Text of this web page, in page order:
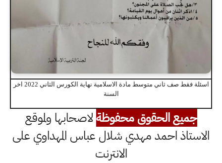
اسئلة فقط صف ثاني متوسط مادة الاسلامية نهاية الكورس الثاني 2022 اخر
السنة
جميع الحقوق محفوظةلاصحابها ولموقع
الاستاذ احمد مهدي شلال عباس المهداوي على
الانترنت